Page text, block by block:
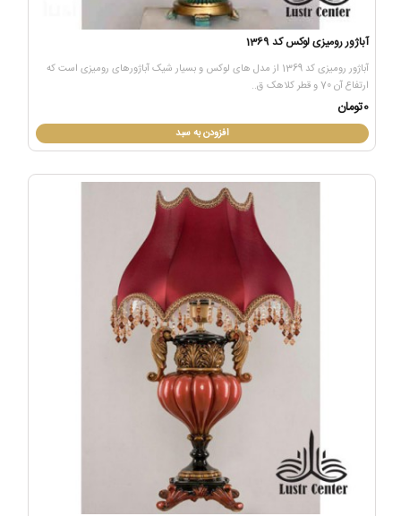
آباژور رومیزی لوکس کد 1369
آباژور رومیزی کد 1369 از مدل های لوکس و بسیار شیک آباژورهای رومیزی است که
ارتفاع آن 70 و قطر کلاهک ق..
0تومان
افزودن به سبد